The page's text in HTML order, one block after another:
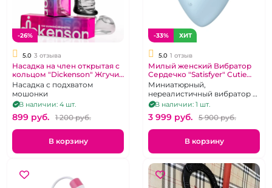
-26%
5.0 3 отзыва
Насадка на член открытая с
кольцом "Dickenson" Жгучий
брюнет
Насадка с подхватом
мошонки
В наличии: 4 шт.
899 pуб. 1 200 pуб.
В корзину
-33% ХИТ
5.0 1 отзыв
Милый женский Вибратор
Сердечко "Satisfyer" Cutie
heart голубое
Миниатюрный,
нереалистичный вибратор с
функцией вакуумно-
волновой стимуляции
клитора
В наличии: 1 шт.
3 999 pуб. 5 900 pуб.
В корзину